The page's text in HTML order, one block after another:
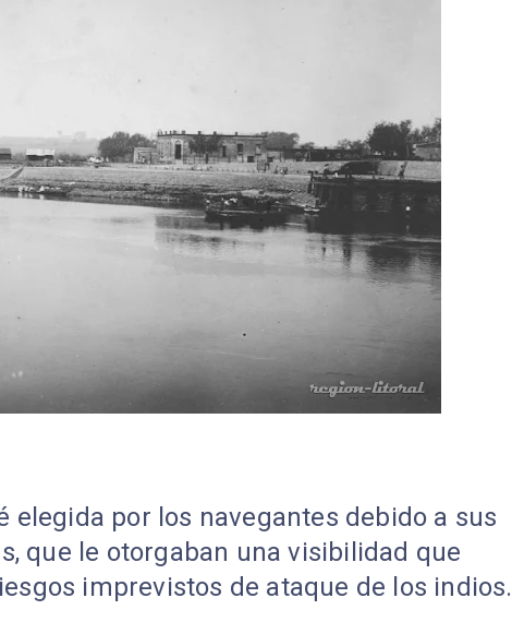
elegida por los navegantes debido a sus
que le otorgaban una visibilidad que
imprevistos de ataque de los indios.